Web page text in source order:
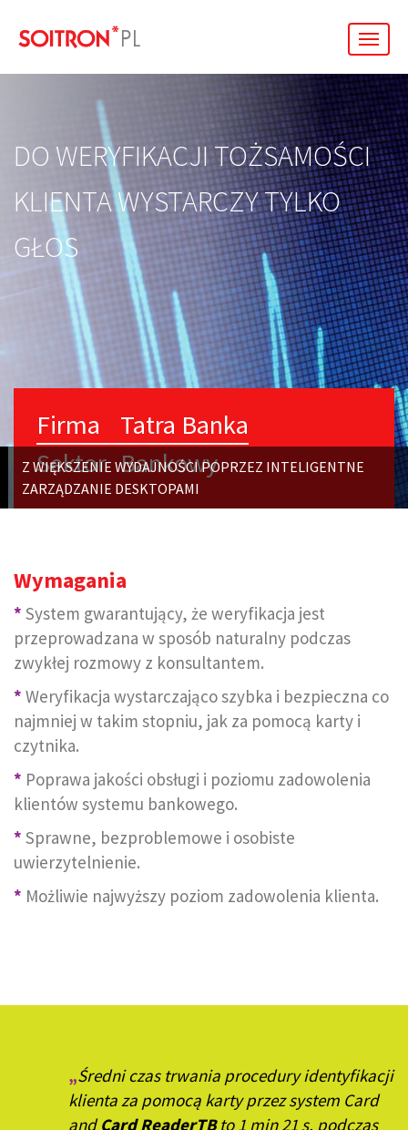
DO WERYFIKACJI TOŻSAMOŚCI
KLIENTA WYSTARCZY TYLKO
GŁOS
Firma
Tatra Banka
Sektor Bankowy
Z WIĘKSZENIE WYDAJNOŚCI POPRZEZ INTELIGENTNE
ZARZĄDZANIE DESKTOPAMI
Wymagania
* System gwarantujący, że weryfikacja jest
przeprowadzana w sposób naturalny podczas
zwykłej rozmowy z konsultantem.
* Weryfikacja wystarczająco szybka i bezpieczna co
najmniej w takim stopniu, jak za pomocą karty i
czytnika.
* Poprawa jakości obsługi i poziomu zadowolenia
klientów systemu bankowego.
* Sprawne, bezproblemowe i osobiste
uwierzytelnienie.
* Możliwie najwyższy poziom zadowolenia klienta.
„Średni czas trwania procedury identyfikacji
klienta za pomocą karty przez system Card
andCard ReaderTBto 1 min 21 s, podczas